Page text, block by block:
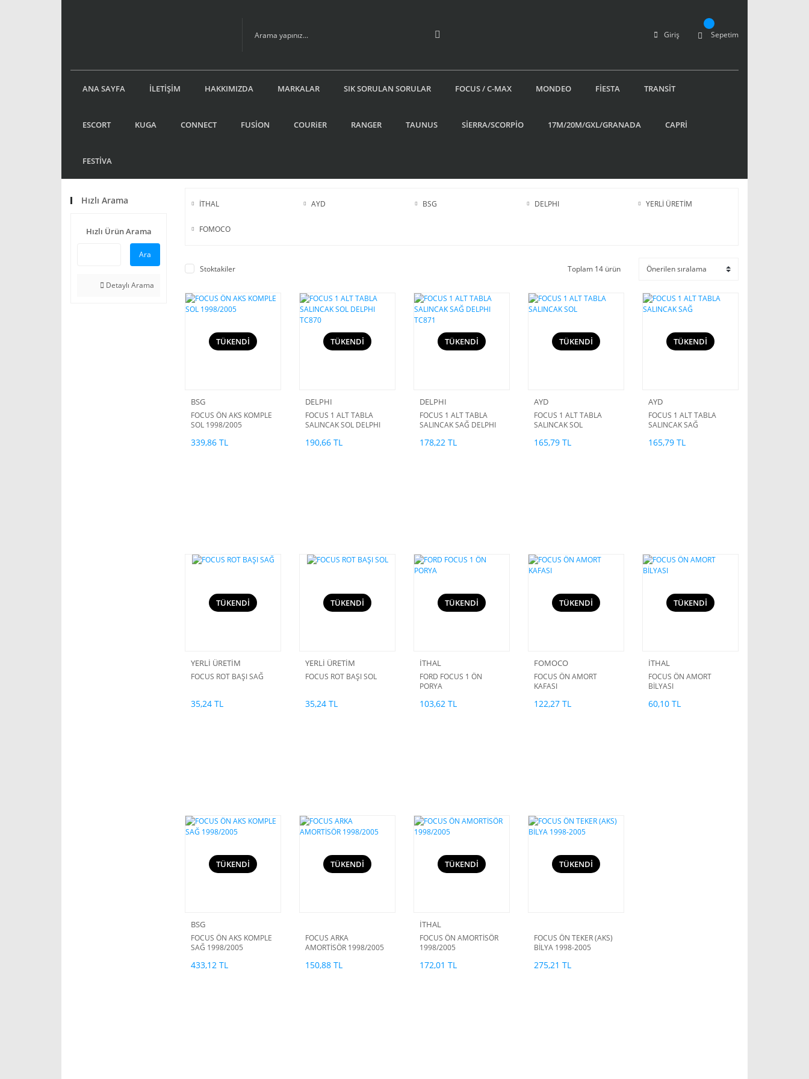
Giriş Sepetim
ANA SAYFA İLETİŞİM HAKKIMIZDA MARKALAR SIK SORULAN SORULAR FOCUS / C-MAX MONDEO FİESTA TRANSİT
ESCORT KUGA CONNECT FUSİON COURiER RANGER TAUNUS SİERRA/SCORPİO 17M/20M/GXL/GRANADA CAPRİ
FESTİVA
Hızlı Arama
Hızlı Ürün Arama
Ara
Detaylı Arama
İTHAL AYD BSG DELPHI YERLİ ÜRETİM
FOMOCO
Stoktakiler Toplam 14 ürün
TÜKENDİ
BSG
FOCUS ÖN AKS KOMPLE
SOL 1998/2005
339,86 TL
TÜKENDİ
DELPHI
FOCUS 1 ALT TABLA
SALINCAK SOL DELPHI
190,66 TL
TÜKENDİ
DELPHI
FOCUS 1 ALT TABLA
SALINCAK SAĞ DELPHI
178,22 TL
TÜKENDİ
AYD
FOCUS 1 ALT TABLA
SALINCAK SOL
165,79 TL
TÜKENDİ
AYD
FOCUS 1 ALT TABLA
SALINCAK SAĞ
165,79 TL
TÜKENDİ
YERLİ ÜRETİM
FOCUS ROT BAŞI SAĞ
35,24 TL
TÜKENDİ
YERLİ ÜRETİM
FOCUS ROT BAŞI SOL
35,24 TL
TÜKENDİ
İTHAL
FORD FOCUS 1 ÖN
PORYA
103,62 TL
TÜKENDİ
FOMOCO
FOCUS ÖN AMORT
KAFASI
122,27 TL
TÜKENDİ
İTHAL
FOCUS ÖN AMORT
BİLYASI
60,10 TL
TÜKENDİ
BSG
FOCUS ÖN AKS KOMPLE
SAĞ 1998/2005
433,12 TL
TÜKENDİ
FOCUS ARKA
AMORTİSÖR 1998/2005
150,88 TL
TÜKENDİ
İTHAL
FOCUS ÖN AMORTİSÖR
1998/2005
172,01 TL
TÜKENDİ
FOCUS ÖN TEKER (AKS)
BİLYA 1998-2005
275,21 TL